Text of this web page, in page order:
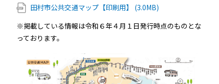
田村市公共交通マップ【印刷用】 (3.0MB)
※掲載している情報は令和６年４月１日発行時点のものとな
っております。